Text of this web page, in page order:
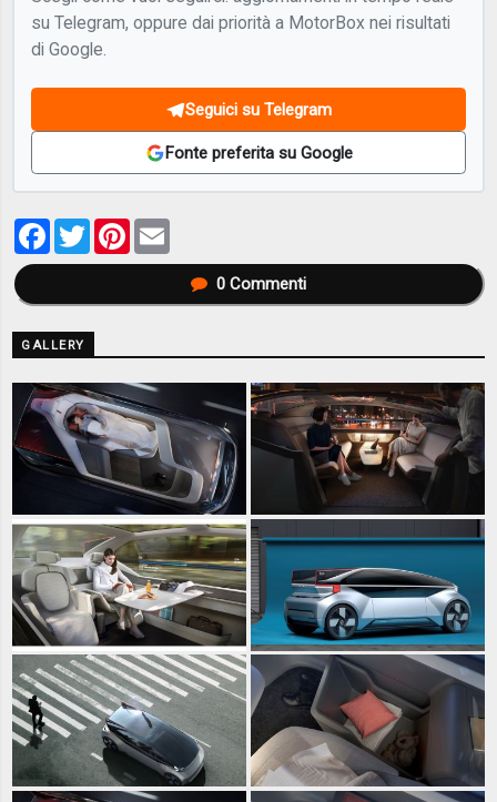
su Telegram, oppure dai priorità a MotorBox nei risultati
di Google.
Seguici su Telegram
Fonte preferita su Google
Facebook
TwitterPinterest
0Commenti
GALLERY